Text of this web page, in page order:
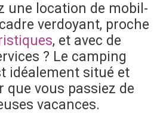
une location de mobil-
verdoyant, proche
, et avec de
? Le camping
idéalement situé et
que vous passiez de
vacances.